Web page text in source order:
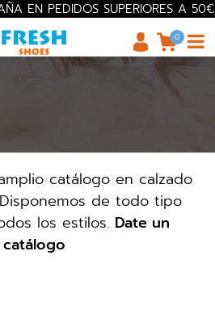
EN PEDIDOS SUPERIORES A 50€
0
catálogo en calzado
de todo tipo
los estilos. Date un